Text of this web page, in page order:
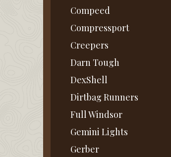
Compeed
Compressport
Creepers
Darn Tough
DexShell
Dirtbag Runners
Full Windsor
Gemini Lights
Gerber